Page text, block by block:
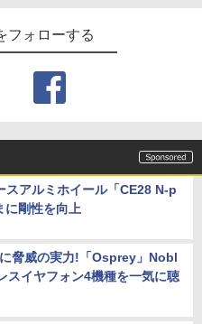
フォローする
スアルミホイール「CE28 N-p
に剛性を向上
脅威の実力!「Osprey」Nobl
スイヤフォン4機種を一気に聴